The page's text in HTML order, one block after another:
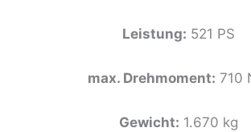
Leistung: 521 PS
max. Drehmoment: 710
Gewicht: 1.670 kg